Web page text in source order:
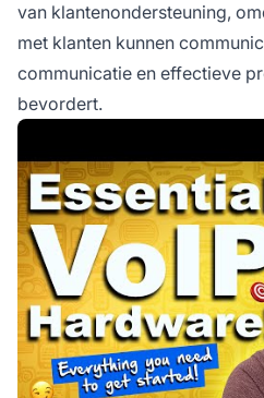
van klantenondersteuning,
met klanten kunnen
communicatie en effectieve
bevordert.